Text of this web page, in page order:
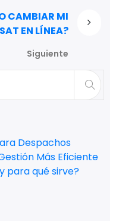
CAMBIAR MI
EN LÍNEA?
Siguiente
Despachos
Más Eficiente
para qué sirve?